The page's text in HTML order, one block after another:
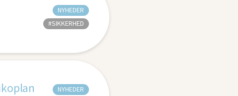
NYHEDER
#SIKKERHED
NYHEDER